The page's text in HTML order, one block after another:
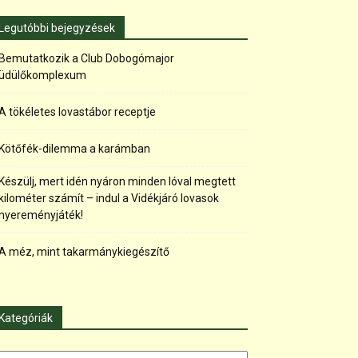
bejegyzések
a Club Dobogómajor
tökéletes lovastábor receptje
dilemma a karámban
mert idén nyáron minden lóval megtett
számít – indul a Vidékjáró lovasok
méz, mint takarmánykiegészítő